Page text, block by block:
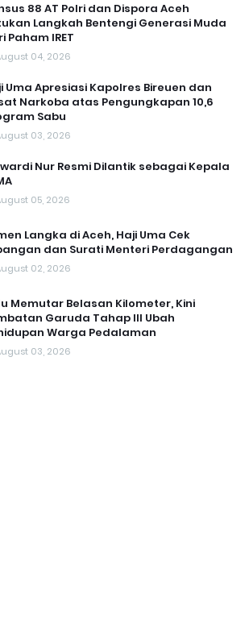
88 AT Polri dan Dispora Aceh
Langkah Bentengi Generasi Muda
Paham IRET
04, 2026
Uma Apresiasi Kapolres Bireuen dan
Narkoba atas Pengungkapan 10,6
Sabu
03, 2026
Nur Resmi Dilantik sebagai Kepala
05, 2026
Langka di Aceh, Haji Uma Cek
dan Surati Menteri Perdagangan
02, 2026
Memutar Belasan Kilometer, Kini
Garuda Tahap III Ubah
Warga Pedalaman
03, 2026